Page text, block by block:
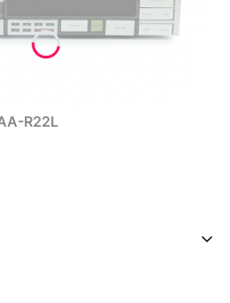
R22L